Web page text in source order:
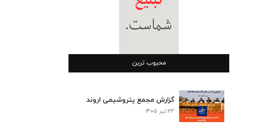
محبوب ترین
گزارش مجمع پتروشیمی اروند
23 تیر 1405